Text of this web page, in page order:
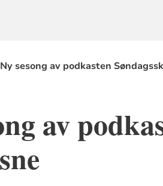
Ny sesong av podkasten
av